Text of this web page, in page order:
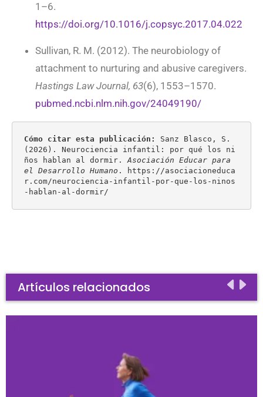
1–6.
https://doi.org/10.1016/j.copsyc.2017.04.022
Sullivan, R. M. (2012). The neurobiology of
attachment to nurturing and abusive caregivers.
Hastings Law Journal, 63(6), 1553–1570.
pubmed.ncbi.nlm.nih.gov/24049190/
Cómo citar esta publicación:
Sanz Blasco, S.
(2026). Neurociencia infantil: por qué los ni
ños hablan al dormir. Asociación Educar para
el Desarrollo Humano . https://asociacioneduca
r.com/neurociencia-infantil-por-que-los-ninos
-hablan-al-dormir/
Artículos relacionados